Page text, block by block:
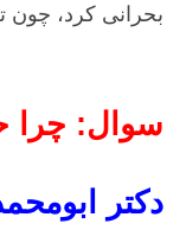
بحرانی کرد، چون
سوال: چرا
دکتر